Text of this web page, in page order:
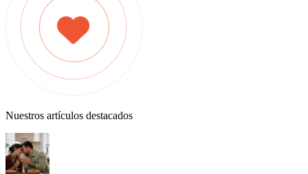
Nuestros artículos destacados